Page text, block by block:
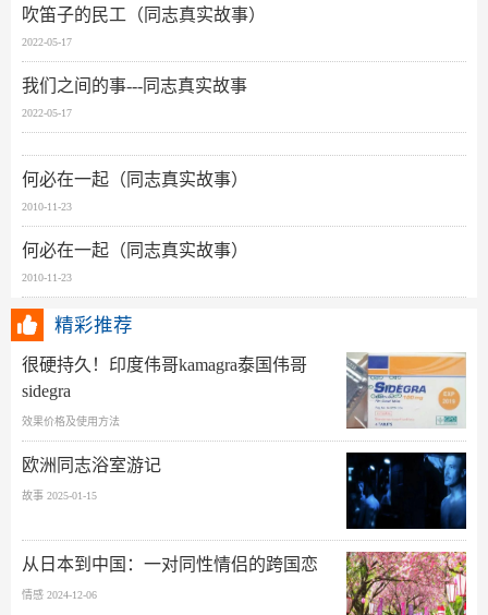
吹笛子的民工（同志真实故事）
2022-05-17
我们之间的事---同志真实故事
2022-05-17
何必在一起（同志真实故事）
2010-11-23
何必在一起（同志真实故事）
2010-11-23
精彩推荐
很硬持久！印度伟哥kamagra泰国伟哥
sidegra
效果价格及使用方法
欧洲同志浴室游记
故事 2025-01-15
从日本到中国：一对同性情侣的跨国恋
情感 2024-12-06